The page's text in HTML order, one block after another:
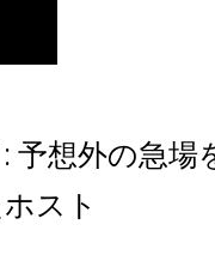
: 予想外の急
スト